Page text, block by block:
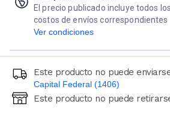
El precio publicado incluye todos
costos de envíos correspondientes
Ver condiciones
Este producto no puede
Capital Federal (1406)
Ingresá código postal (sólo números)
Este producto no puede